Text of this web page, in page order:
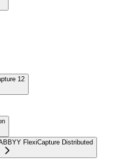
12
FlexiCapture Distributed